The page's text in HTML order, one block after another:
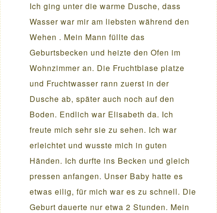
Ich ging unter die warme Dusche, dass
Wasser war mir am liebsten während den
Wehen . Mein Mann füllte das
Geburtsbecken und heizte den Ofen im
Wohnzimmer an. Die Fruchtblase platze
und Fruchtwasser rann zuerst in der
Dusche ab, später auch noch auf den
Boden. Endlich war Elisabeth da. Ich
freute mich sehr sie zu sehen. Ich war
erleichtet und wusste mich in guten
Händen. Ich durfte ins Becken und gleich
pressen anfangen. Unser Baby hatte es
etwas eilig, für mich war es zu schnell. Die
Geburt dauerte nur etwa 2 Stunden. Mein